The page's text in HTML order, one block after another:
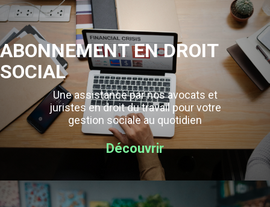
ABONNEMENT EN DROIT
SOCIAL
Une assistance par nos avocats et
juristes en droit du travail pour votre
gestion sociale au quotidien
Découvrir